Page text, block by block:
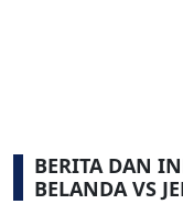
BERITA DAN
BELANDA VS